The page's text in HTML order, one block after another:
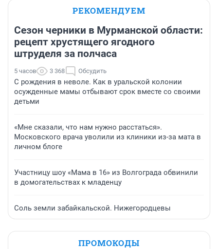
РЕКОМЕНДУЕМ
Сезон черники в Мурманской области:
рецепт хрустящего ягодного
штруделя за полчаса
5 часов 3 368 Обсудить
С рождения в неволе. Как в уральской колонии
осужденные мамы отбывают срок вместе со своими
детьми
«Мне сказали, что нам нужно расстаться».
Московского врача уволили из клиники из-за мата в
личном блоге
Участницу шоу «Мама в 16» из Волгограда обвинили
в домогательствах к младенцу
Соль земли забайкальской. Нижегородцевы
ПРОМОКОДЫ